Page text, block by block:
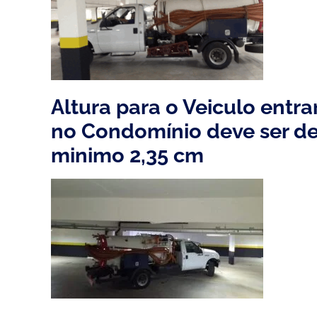
Altura para o Veiculo
no Condomínio deve ser
minimo 2,35 cm